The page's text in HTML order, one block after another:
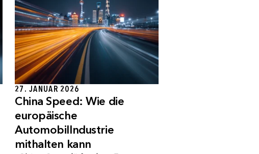
27. JANUAR 2026
China Speed: Wie die
europäische
AutomobilIndustrie
mithalten kann